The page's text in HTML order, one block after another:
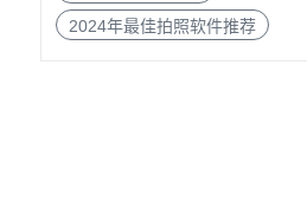
2024年最佳拍照软件推荐